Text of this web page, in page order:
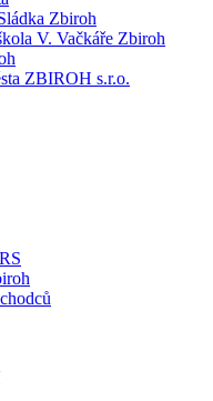
Zbiroh
V. Vačkáře Zbiroh
ZBIROH s.r.o.